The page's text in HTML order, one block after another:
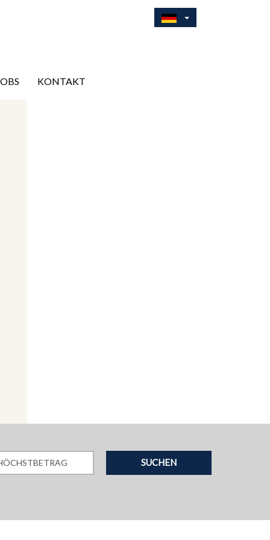
KONTAKT